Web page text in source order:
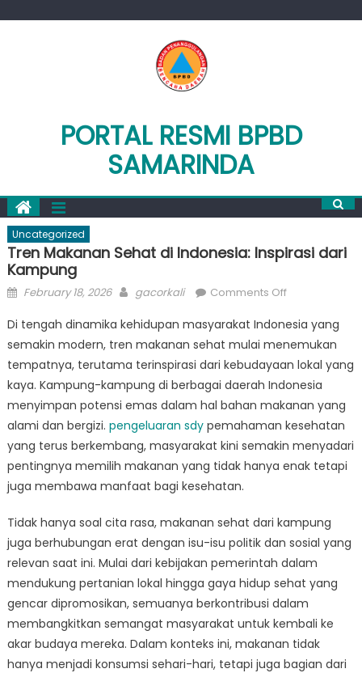
PORTAL RESMI BPBD
SAMARINDA
Uncategorized
Tren Makanan Sehat di Indonesia: Inspirasi dari
Kampung
Posted
February 18, 2026 Author
gacorkali Comments Offon
Makanan
Sehat
di
Indonesia:
Inspirasi
dari
Kampung
Di tengah dinamika kehidupan masyarakat Indonesia yang
semakin modern, tren makanan sehat mulai menemukan
tempatnya, terutama terinspirasi dari kebudayaan lokal yang
kaya. Kampung-kampung di berbagai daerah Indonesia
menyimpan potensi emas dalam hal bahan makanan yang
alami dan bergizi. pengeluaran sdypemahaman kesehatan
yang terus berkembang, masyarakat kini semakin menyadari
pentingnya memilih makanan yang tidak hanya enak tetapi
juga membawa manfaat bagi kesehatan.
Tidak hanya soal cita rasa, makanan sehat dari kampung
juga berhubungan erat dengan isu-isu politik dan sosial yang
relevan saat ini. Mulai dari kebijakan pemerintah dalam
mendukung pertanian lokal hingga gaya hidup sehat yang
gencar dipromosikan, semuanya berkontribusi dalam
membangkitkan semangat masyarakat untuk kembali ke
akar budaya mereka. Dalam konteks ini, makanan tidak
hanya menjadi konsumsi sehari-hari, tetapi juga bagian dari